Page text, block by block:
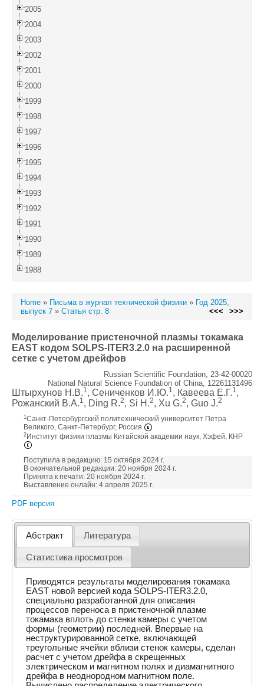
2005
2004
2003
2002
2001
2000
1999
1998
1997
1996
1995
1994
1993
1992
1991
1990
1989
1988
Home » Письма в журнал технической физики » Год 2025,
выпуск 7 » Статья стр. 8 <<< >>>
Моделирование пристеночной плазмы токамака
EAST кодом SOLPS-ITER3.2.0 на расширенной
сетке с учетом дрейфов
Russian Scientific Foundation, 23-42-00020
National Natural Science Foundation of China, 12261131496
Штырхунов Н.В.1, Сениченков И.Ю.1, Кавеева Е.Г.1,
Рожанский В.А.1, Ding R.2, Si H.2, Xu G.2, Guo J.2
1 Санкт-Петербургский политехнический университет Петра
Великого, Санкт-Петербург, Россия
2 Институт физики плазмы Китайской академии наук, Хэфей, КНР
Поступила в редакцию: 15 октября 2024 г.
В окончательной редакции: 20 ноября 2024 г.
Принята к печати: 20 ноября 2024 г.
Выставление онлайн: 4 апреля 2025 г.
PDF версия
Абстракт Литература
Статистика просмотров
Приводятся результаты моделирования токамака
EAST новой версией кода SOLPS-ITER3.2.0,
специально разработанной для описания
процессов переноса в пристеночной плазме
токамака вплоть до стенки камеры с учетом
формы (геометрии) последней. Впервые на
неструктурированной сетке, включающей
треугольные ячейки вблизи стенок камеры, сделан
расчет c учетом дрейфа в скрещенных
электрическом и магнитном полях и диамагнитного
дрейфа в неоднородном магнитном поле.